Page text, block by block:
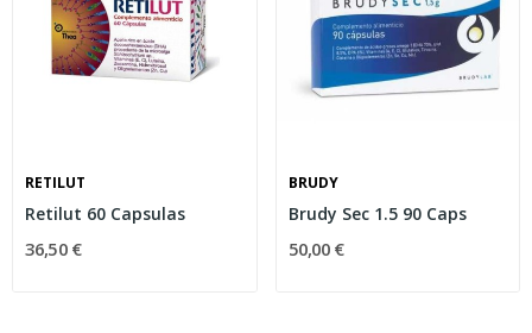
RETILUT
Retilut 60 Capsulas
36,50 €
BRUDY
Brudy Sec 1.5 90 Caps
50,00 €